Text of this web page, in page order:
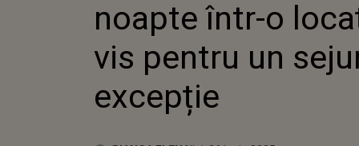
noapte într-o
vis pentru un
excepție